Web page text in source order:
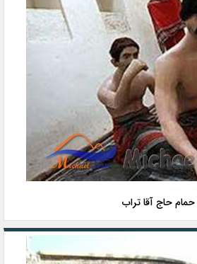
حمام حاج آقا تراب